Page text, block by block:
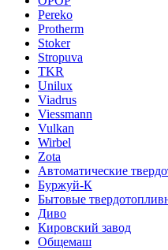
Pereko
Protherm
Stoker
Stropuva
TKR
Unilux
Viadrus
Viessmann
Vulkan
Wirbel
Zota
Автоматические
Буржуй-К
Бытовые
Диво
Кировский завод
Общемаш